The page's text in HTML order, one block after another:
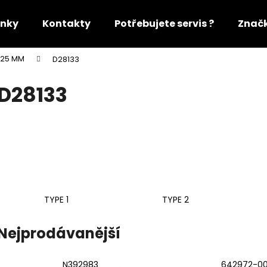
Kontakty Potřebujete servis ?
MM D28133
TYPE 1 TYPE 2
Co potřebujete najít?